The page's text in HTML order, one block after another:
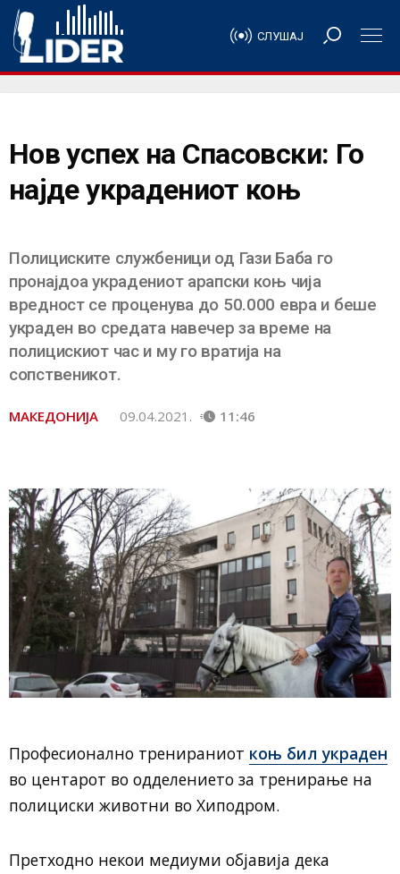
СЛУШАЈ
Нов успех на Спасовски: Го
најде украдениот коњ
Полициските службеници од Гази Баба го
пронајдоа украдениот арапски коњ чија
вредност се проценува до 50.000 евра и беше
украден во средата навечер за време на
полицискиот час и му го вратија на
сопственикот.
МАКЕДОНИЈА 09.04.2021. 11:46
Професионално тренираниот коњ бил украден
во центарот во одделението за тренирање на
полициски животни во Хиподром.
Претходно некои медиуми објавија дека